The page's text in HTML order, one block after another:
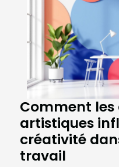
Comment
artistiques
créativité
travail